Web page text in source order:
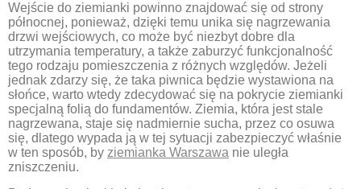
Wejście do ziemianki powinno znajdować się od strony
północnej, ponieważ, dzięki temu unika się nagrzewania
drzwi wejściowych, co może być niezbyt dobre dla
utrzymania temperatury, a także zaburzyć funkcjonalność
tego rodzaju pomieszczenia z różnych względów. Jeżeli
jednak zdarzy się, że taka piwnica będzie wystawiona na
słońce, warto wtedy zdecydować się na pokrycie ziemianki
specjalną folią do fundamentów. Ziemia, która jest stale
nagrzewana, staje się nadmiernie sucha, przez co osuwa
się, dlatego wypada ją w tej sytuacji zabezpieczyć właśnie
w ten sposób, by ziemianka Warszawa nie uległa
zniszczeniu.